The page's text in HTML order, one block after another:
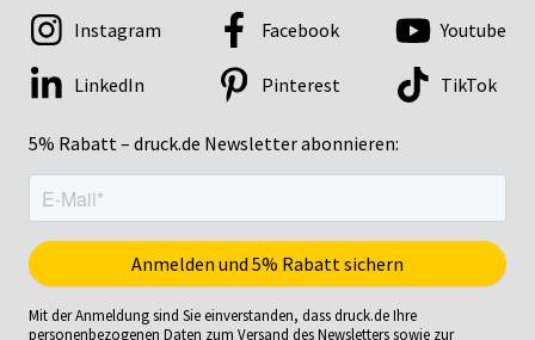
5% Rabatt – druck.de Newsletter abonnieren:
Instagram Facebook Youtube
LinkedIn Pinterest TikTok
Mit der Anmeldung sind Sie einverstanden, dass druck.de Ihre
personenbezogenen Daten zum Versand des Newsletters sowie zur